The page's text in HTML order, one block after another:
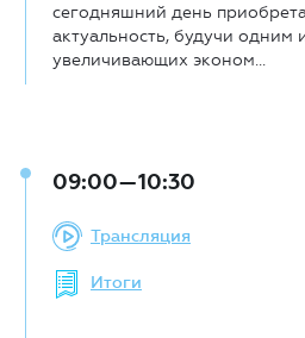
сегодняшний день
актуальность, будучи одним
увеличивающих эконом...
09:00—10:30
Трансляция
Итоги